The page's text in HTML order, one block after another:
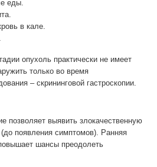
еды.
в кале.
опухоль практически не имеет
только во время
– скрининговой гастроскопии.
позволяет выявить злокачественную
появления симптомов). Ранняя
шансы преодолеть